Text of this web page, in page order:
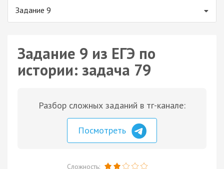
Задание 9
Задание 9 из ЕГЭ по
истории: задача 79
Разбор сложных заданий в тг-канале:
Посмотреть
Сложность: